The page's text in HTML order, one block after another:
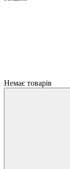
Немає товарів